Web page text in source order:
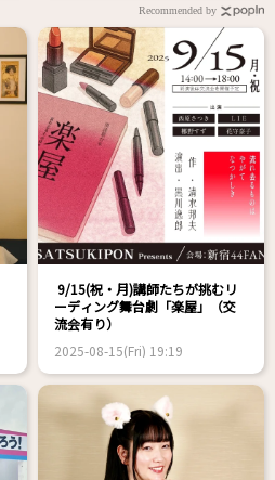
Recommended by
9/15(祝・月)講師たちが挑むリ
ーディング舞台劇「楽屋」（交
流会有り）
2025-08-15(Fri) 19:19